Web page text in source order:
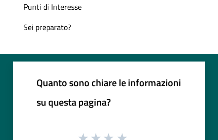
Punti di Interesse
Sei preparato?
Quanto sono chiare le informazioni
su questa pagina?